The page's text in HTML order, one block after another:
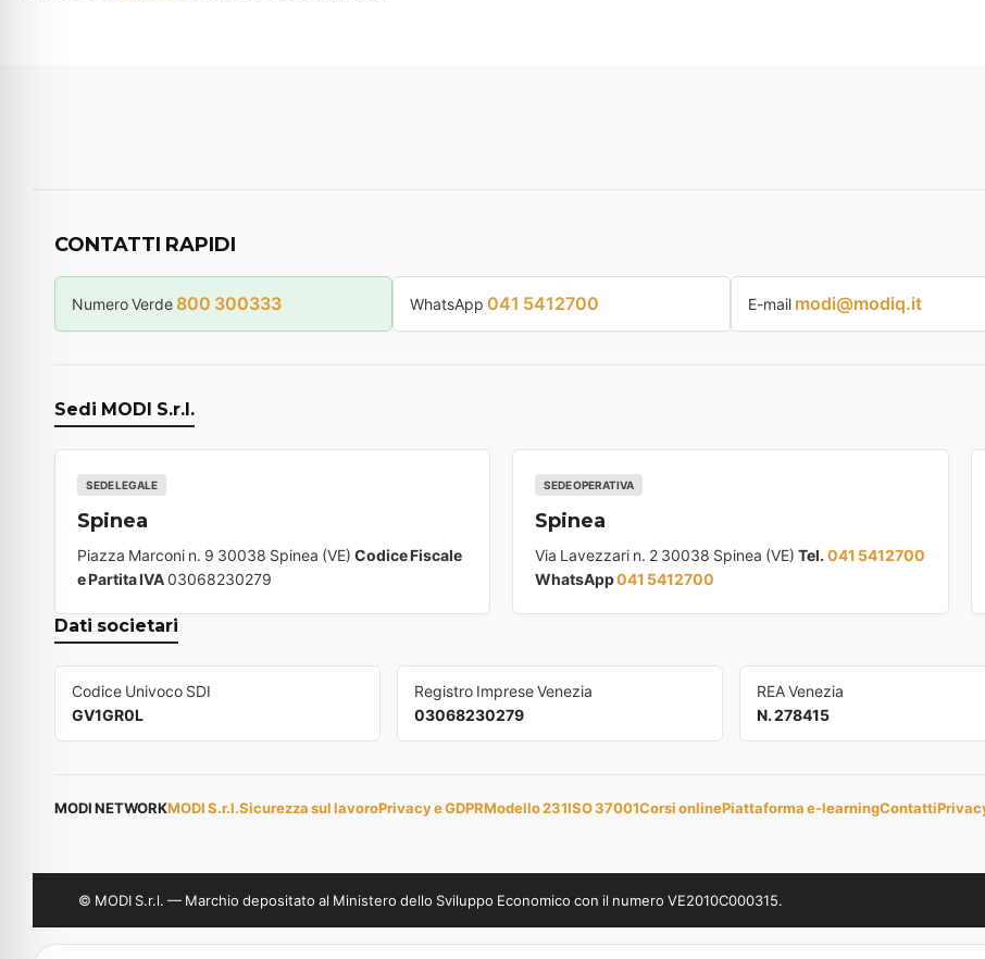
CONTATTI RAPIDI
Numero Verde 800 300333 WhatsApp 041 5412700 E-mail modi@modiq.it
Sedi MODI S.r.l.
SEDE LEGALE
Spinea
Piazza Marconi n. 9 30038 Spinea (VE) Codice Fiscale
e Partita IVA03068230279
SEDE OPERATIVA
Spinea
Via Lavezzari n. 2 30038 Spinea (VE)Tel. 041 5412700
WhatsApp041 5412700
Dati societari
Codice Univoco SDI
GV1GR0L
Registro Imprese Venezia
03068230279
REA Venezia
N. 278415
MODI NETWORKMODI S.r.l.Sicurezza sul lavoroPrivacy e GDPRModello 231ISO 37001Corsi onlinePiattaforma e-learningContatti
© MODI S.r.l. — Marchio depositato al Ministero dello Sviluppo Economico con il numero VE2010C000315.